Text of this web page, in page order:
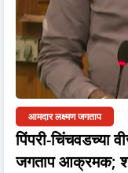
आमदार लक्ष्मण जगताप
पिंपरी-चिंचवडच्या
जगताप आक्रमक;